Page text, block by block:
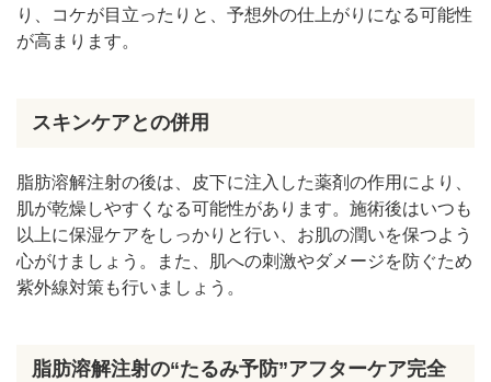
り、コケが目立ったりと、予想外の仕上がりになる可能性
が高まります。
スキンケアとの併用
脂肪溶解注射の後は、皮下に注入した薬剤の作用により、
肌が乾燥しやすくなる可能性があります。施術後はいつも
以上に保湿ケアをしっかりと行い、お肌の潤いを保つよう
心がけましょう。また、肌への刺激やダメージを防ぐため
紫外線対策も行いましょう。
脂肪溶解注射の“たるみ予防”アフターケア完全